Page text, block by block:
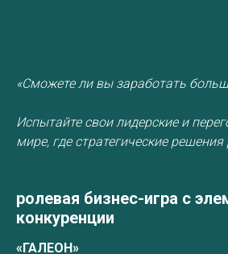
«Сможете ли вы заработать
Испытайте свои лидерские и
мире, где стратегические
ролевая бизнес-игра с
конкуренции
«ГАЛЕОН»